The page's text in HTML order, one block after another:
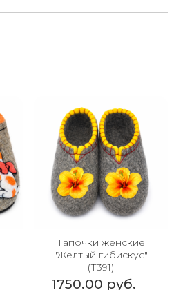
Тапочки женские
"Желтый гибискус"
(Т391)
1750.00 руб.